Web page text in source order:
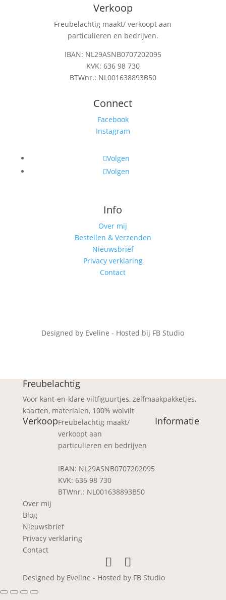
Verkoop
Freubelachtig maakt/ verkoopt aan
particulieren en bedrijven.
IBAN: NL29ASNB0707202095
KVK: 636 98 730
BTWnr.: NL001638893B50
Connect
Facebook
Instagram
Volgen
Volgen
Info
Over mij
Bestellen & Verzenden
Nieuwsbrief
Privacy verklaring
Contact
Designed by Eveline - Hosted bij FB Studio
Freubelachtig
Voor kant-en-klare viltfiguurtjes, zelfmaakpakketjes,
kaarten, materialen, 100% wolvilt
VerkoopFreubelachtig maakt/
verkoopt aan
particulieren en bedrijven
IBAN: NL29ASNB0707202095
KVK: 636 98 730
BTWnr.: NL001638893B50
Informatie
Over mij
Blog
Nieuwsbrief
Privacy verklaring
Contact
Designed by Eveline - Hosted by FB Studio